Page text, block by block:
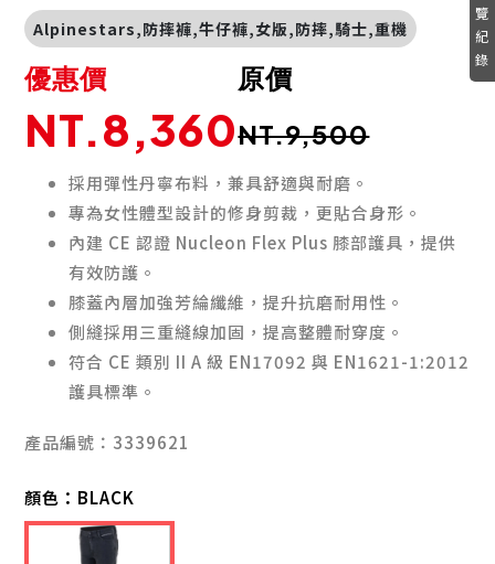
Alpinestars,防摔褲,牛仔褲,女版,防摔,騎士,重機
原價
NT.9,500
優惠價
NT.8,360
採用彈性丹寧布料，兼具舒適與耐磨。
專為女性體型設計的修身剪裁，更貼合身形。
內建 CE 認證 Nucleon Flex Plus 膝部護具，提供
有效防護。
膝蓋內層加強芳綸纖維，提升抗磨耐用性。
側縫採用三重縫線加固，提高整體耐穿度。
符合 CE 類別 II A 級 EN17092 與 EN1621-1:2012
護具標準。
產品編號：3339621
顏色： BLACK
覽
紀
錄